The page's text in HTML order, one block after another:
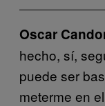
Oscar
hecho, sí,
puede ser
meterme en